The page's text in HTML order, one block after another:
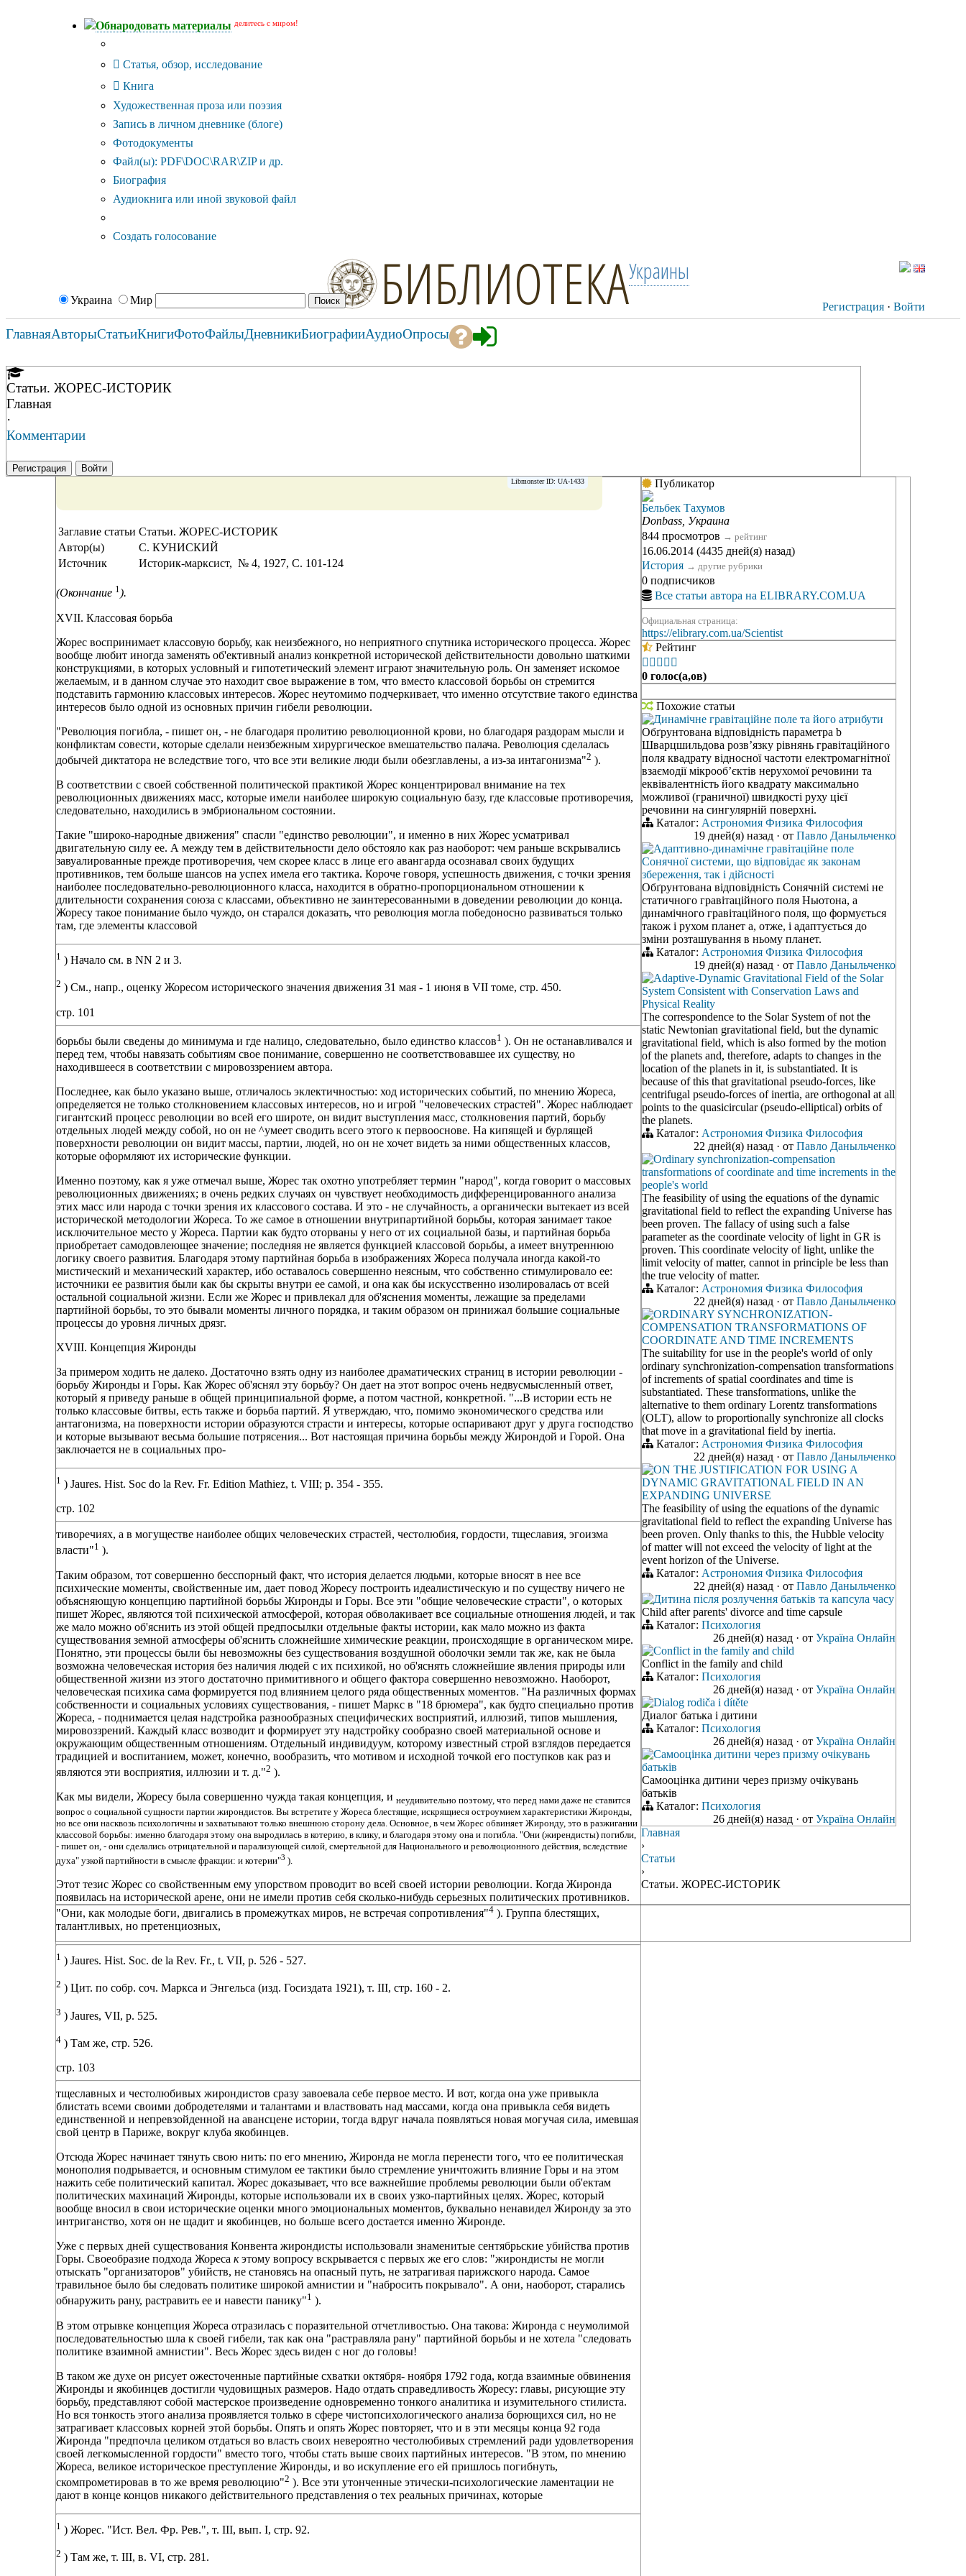
Обнародовать материалы делитесь с миром!
Статья, обзор, исследование
Книга
Художественная проза или поэзия
Запись в личном дневнике (блоге)
Фотодокументы
Файл(ы): PDF\DOC\RAR\ZIP и др.
Биография
Аудиокнига или иной звуковой файл
Создать голосование
Украина Мир БИБЛИОТЕКАУкраины
Регистрация · Войти
ГлавнаяАвторыСтатьиКнигиФотоФайлыДневникиБиографииАудиоОпросы
Статьи. ЖОРЕС-ИСТОРИК
Главная
·
Комментарии
Регистрация Войти
Libmonster ID: UA-1433
Заглавие статьи Статьи. ЖОРЕС-ИСТОРИК
Автор(ы)
С. КУНИСКИЙ
Источник
Историк-марксист, № 4, 1927, C. 101-124
(Окончание 1).
XVII. Классовая борьба
Жорес воспринимает классовую борьбу, как неизбежного, но неприятного спутника исторического процесса. Жорес
вообще любит иногда заменять об'ективный анализ конкретной исторической действительности довольно шаткими
конструкциями, в которых условный и гипотетический элемент играют значительную роль. Он заменяет искомое
желаемым, и в данном случае это находит свое выражение в том, что вместо классовой борьбы он стремится
подставить гармонию классовых интересов. Жорес неутомимо подчеркивает, что именно отсутствие такого единства
интересов было одной из основных причин гибели революции.
"Революция погибла, - пишет он, - не благодаря пролитию революционной крови, но благодаря раздорам мысли и
конфликтам совести, которые сделали неизбежным хирургическое вмешательство палача. Революция сделалась
добычей диктатора не вследствие того, что все эти великие люди были обезглавлены, а из-за интагонизма"2 ).
В соответствии с своей собственной политической практикой Жорес концентрировал внимание на тех
революционных движениях масс, которые имели наиболее широкую социальную базу, где классовые противоречия,
следовательно, находились в эмбриональном состоянии.
Такие "широко-народные движения" спасли "единство революции", и именно в них Жорес усматривал
двигательную силу ее. А между тем в действительности дело обстояло как раз наоборот: чем раньше вскрывались
завуалированные прежде противоречия, чем скорее класс в лице его авангарда осознавал своих будущих
противников, тем больше шансов на успех имела его тактика. Короче говоря, успешность движения, с точки зрения
наиболее последовательно-революционного класса, находится в обратно-пропорциональном отношении к
длительности сохранения союза с классами, объективно не заинтересованными в доведении революции до конца.
Жоресу такое понимание было чуждо, он старался доказать, что революция могла победоносно развиваться только
там, где элементы классовой
1 ) Начало см. в NN 2 и 3.
2 ) См., напр., оценку Жоресом исторического значения движения 31 мая - 1 июня в VII томе, стр. 450.
стр. 101
борьбы были сведены до минимума и где налицо, следовательно, было единство классов1 ). Он не останавливался и
перед тем, чтобы навязать событиям свое понимание, совершенно не соответствовавшее их существу, но
находившееся в соответствии с мировоззрением автора.
Последнее, как было указано выше, отличалось эклектичностью: ход исторических событий, по мнению Жореса,
определяется не только столкновением классовых интересов, но и игрой "человеческих страстей". Жорес наблюдает
гигантский процесс революции во всей его широте, он видит выступления масс, столкновения партий, борьбу
отдельных людей между собой, но он не ^умеет сводить всего этого к первооснове. На кипящей и бурлящей
поверхности революции он видит массы, партии, людей, но он не хочет видеть за ними общественных классов,
которые оформляют их исторические функции.
Именно поэтому, как я уже отмечал выше, Жорес так охотно употребляет термин "народ", когда говорит о массовых
революционных движениях; в очень редких случаях он чувствует необходимость дифференцированного анализа
этих масс или народа с точки зрения их классового состава. И это - не случайность, а органически вытекает из всей
исторической методологии Жореса. То же самое в отношении внутрипартийной борьбы, которая занимает такое
исключительное место у Жореса. Партии как будто оторваны у него от их социальной базы, и партийная борьба
приобретает самодовлеющее значение; последняя не является функцией классовой борьбы, а имеет внутреннюю
логику своего развития. Благодаря этому партийная борьба в изображениях Жореса получала иногда какой-то
мистический и механический характер, ибо оставалось совершенно неясным, что собственно стимулировало ее:
источники ее развития были как бы скрыты внутри ее самой, и она как бы искусственно изолировалась от всей
остальной социальной жизни. Если же Жорес и привлекал для об'яснения моменты, лежащие за пределами
партийной борьбы, то это бывали моменты личного порядка, и таким образом он принижал большие социальные
процессы до уровня личных дрязг.
XVIII. Концепция Жиронды
За примером ходить не далеко. Достаточно взять одну из наиболее драматических страниц в истории революции -
борьбу Жиронды и Горы. Как Жорес об'яснял эту борьбу? Он дает на этот вопрос очень недвусмысленный ответ,
который я приведу раньше в общей принципиальной форме, а потом частной, конкретной. "...В истории есть не
только классовые битвы, есть также и борьба партий. Я утверждаю, что, помимо экономического средства или
антагонизма, на поверхности истории образуются страсти и интересы, которые оспаривают друг у друга господство
и которые вызывают весьма большие потрясения... Вот настоящая причина борьбы между Жирондой и Горой. Она
заключается не в социальных про-
1 ) Jaures. Hist. Soc do la Rev. Fr. Edition Mathiez, t. VIII; p. 354 - 355.
стр. 102
тиворечиях, а в могуществе наиболее общих человеческих страстей, честолюбия, гордости, тщеславия, эгоизма
власти"1 ).
Таким образом, тот совершенно бесспорный факт, что история делается людьми, которые вносят в нее все
психические моменты, свойственные им, дает повод Жоресу построить идеалистическую и по существу ничего не
объясняющую концепцию партийной борьбы Жиронды и Горы. Все эти "общие человеческие страсти", о которых
пишет Жорес, являются той психической атмосферой, которая обволакивает все социальные отношения людей, и так
же мало можно об'яснить из этой общей предпосылки отдельные факты истории, как мало можно из факта
существования земной атмосферы об'яснить сложнейшие химические реакции, происходящие в органическом мире.
Понятно, эти процессы были бы невозможны без существования воздушной оболочки земли так же, как не была
возможна человеческая история без наличия людей с их психикой, но об'яснять сложнейшие явления природы или
общественной жизни из этого достаточно примитивного и общего фактора совершенно невозможно. Наоборот,
человеческая психика сама формируется под влиянием целого ряда общественных моментов. "На различных формах
собственности и социальных условиях существования, - пишет Маркс в "18 брюмера", как будто специально против
Жореса, - поднимается целая надстройка разнообразных специфических восприятий, иллюзий, типов мышления,
мировоззрений. Каждый класс возводит и формирует эту надстройку сообразно своей материальной основе и
окружающим общественным отношениям. Отдельный индивидуум, которому известный строй взглядов передается
традицией и воспитанием, может, конечно, вообразить, что мотивом и исходной точкой его поступков как раз и
являются эти восприятия, иллюзии и т. д."2 ).
Как мы видели, Жоресу была совершенно чужда такая концепция, и неудивительно поэтому, что перед нами даже не ставится
вопрос о социальной сущности партии жирондистов. Вы встретите у Жореса блестящие, искрящиеся остроумием характеристики Жиронды,
но все они насквозь психологичны и захватывают только внешнюю сторону дела. Основное, в чем Жорес обвиняет Жиронду, это в разжигании
классовой борьбы: именно благодаря этому она выродилась в котерию, в клику, и благодаря этому она и погибла. "Они (жирендисты) погибли,
- пишет он, - они сделались отрицательной и парализующей силой, смертельной для Национального и революционного действия, вследствие
духа" узкой партийности в смысле фракции: и котерии"3 ).
Этот тезис Жорес со свойственным ему упорством проводит во всей своей истории революции. Когда Жиронда
появилась на исторической арене, они не имели против себя сколько-нибудь серьезных политических противников.
"Они, как молодые боги, двигались в промежутках миров, не встречая сопротивления"4 ). Группа блестящих,
талантливых, но претенциозных,
1 ) Jaures. Hist. Soc. de la Rev. Fr., t. VII, p. 526 - 527.
2 ) Цит. по собр. соч. Маркса и Энгельса (изд. Госиздата 1921), т. III, стр. 160 - 2.
3 ) Jaures, VII, p. 525.
4 ) Там же, стр. 526.
стр. 103
тщеславных и честолюбивых жирондистов сразу завоевала себе первое место. И вот, когда она уже привыкла
блистать всеми своими добродетелями и талантами и властвовать над массами, когда она привыкла себя видеть
единственной и непревзойденной на авансцене истории, тогда вдруг начала появляться новая могучая сила, имевшая
свой центр в Париже, вокруг клуба якобинцев.
Отсюда Жорес начинает тянуть свою нить: по его мнению, Жиронда не могла перенести того, что ее политическая
монополия подрывается, и основным стимулом ее тактики было стремление уничтожить влияние Горы и на этом
нажить себе политический капитал. Жорес доказывает, что все важнейшие проблемы революции были об'ектам
политических махинаций Жиронды, которые использовали их в своих узко-партийных целях. Жорес, который
вообще вносил в свои исторические оценки много эмоциональных моментов, буквально ненавидел Жиронду за это
интриганство, хотя он не щадит и якобинцев, но больше всего достается именно Жиронде.
Уже с первых дней существования Конвента жирондисты использовали знаменитые сентябрьские убийства против
Горы. Своеобразие подхода Жореса кэтому вопросу вскрывается с первых же его слов: "жирондисты не могли
отыскать "организаторов" убийств, не становясь на опасный путь, не затрагивая парижского народа. Самое
травильное было бы следовать политике широкой амнистии и "набросить покрывало". А они, наоборот, старались
обнаружить рану, растравить ее и навести панику"1 ).
В этом отрывке концепция Жореса отразилась с поразительной отчетливостью. Она такова: Жиронда с неумолимой
последовательностью шла к своей гибели, так как она "растравляла рану" партийной борьбы и не хотела "следовать
политике взаимной амнистии". Весь Жорес здесь виден с ног до головы!
В таком же духе он рисует ожесточенные партийные схватки октября- ноября 1792 года, когда взаимные обвинения
Жиронды и якобинцев достигли чудовищных размеров. Надо отдать справедливость Жоресу: главы, рисующие эту
борьбу, представляют собой мастерское произведение одновременно тонкого аналитика и изумительного стилиста.
Но вся тонкость этого анализа проявляется только в сфере чистопсихологического анализа борющихся сил, но не
затрагивает классовых корней этой борьбы. Опять и опять Жорес повторяет, что и в эти месяцы конца 92 года
Жиронда "предпочла целиком отдаться во власть своих невероятно честолюбивых стремлений ради удовлетворения
своей легкомысленной гордости" вместо того, чтобы стать выше своих партийных интересов. "В этом, по мнению
Жореса, великое историческое преступление Жиронды, и во искупление его ей пришлось погибнуть,
скомпрометировав в то же время революцию"2 ). Все эти утонченные этически-психологические ламентации не
дают в конце концов никакого действительного представления о тех реальных причинах, которые
1 ) Жорес. "Ист. Вел. Фр. Рев.", т. III, вып. I, стр. 92.
2 ) Там же, т. III, в. VI, стр. 281.
Публикатор
Бельбек Тахумов
Donbass, Украина
844 просмотров → рейтинг
16.06.2014 (4435 дней(я) назад)
История → другие рубрики
0 подписчиков
Все статьи автора на ELIBRARY.COM.UA
Официальная страница:
https://elibrary.com.ua/Scientist
Рейтинг
    
0 голос(а,ов)
Похожие статьи
Динамічне гравітаційне поле та його атрибути
Обґрунтована відповідність параметра b
Шварцшильдова розв’язку рівнянь гравітаційного
поля квадрату відносної частоти електромагнітної
взаємодії мікрооб’єктів нерухомої речовини та
еквівалентність його квадрату максимально
можливої (граничної) швидкості руху цієї
речовини на сингулярній поверхні.
Каталог: Астрономия Физика Философия
19 дней(я) назад · от Павло Даныльченко
Адаптивно-динамічне гравітаційне поле
Сонячної системи, що відповідає як законам
збереження, так і дійсності
Обґрунтована відповідність Сонячній системі не
статичного гравітаційного поля Ньютона, а
динамічного гравітаційного поля, що формується
також і рухом планет а, отже, і адаптується до
зміни розташування в ньому планет.
Каталог: Астрономия Физика Философия
19 дней(я) назад · от Павло Даныльченко
Adaptive-Dynamic Gravitational Field of the Solar
System Consistent with Conservation Laws and
Physical Reality
The correspondence to the Solar System of not the
static Newtonian gravitational field, but the dynamic
gravitational field, which is also formed by the motion
of the planets and, therefore, adapts to changes in the
location of the planets in it, is substantiated. It is
because of this that gravitational pseudo-forces, like
centrifugal pseudo-forces of inertia, are orthogonal at all
points to the quasicircular (pseudo-elliptical) orbits of
the planets.
Каталог: Астрономия Физика Философия
22 дней(я) назад · от Павло Даныльченко
Ordinary synchronization-compensation
transformations of coordinate and time increments in the
people's world
The feasibility of using the equations of the dynamic
gravitational field to reflect the expanding Universe has
been proven. The fallacy of using such a false
parameter as the coordinate velocity of light in GR is
proven. This coordinate velocity of light, unlike the
limit velocity of matter, cannot in principle be less than
the true velocity of matter.
Каталог: Астрономия Физика Философия
22 дней(я) назад · от Павло Даныльченко
ORDINARY SYNCHRONIZATION-
COMPENSATION TRANSFORMATIONS OF
COORDINATE AND TIME INCREMENTS
The suitability for use in the people's world of only
ordinary synchronization-compensation transformations
of increments of spatial coordinates and time is
substantiated. These transformations, unlike the
alternative to them ordinary Lorentz transformations
(OLT), allow to proportionally synchronize all clocks
that move in a gravitational field by inertia.
Каталог: Астрономия Физика Философия
22 дней(я) назад · от Павло Даныльченко
ON THE JUSTIFICATION FOR USING A
DYNAMIC GRAVITATIONAL FIELD IN AN
EXPANDING UNIVERSE
The feasibility of using the equations of the dynamic
gravitational field to reflect the expanding Universe has
been proven. Only thanks to this, the Hubble velocity
of matter will not exceed the velocity of light at the
event horizon of the Universe.
Каталог: Астрономия Физика Философия
22 дней(я) назад · от Павло Даныльченко
Дитина після розлучення батьків та капсула часу
Child after parents' divorce and time capsule
Каталог: Психология
26 дней(я) назад · от Україна Онлайн
Conflict in the family and child
Conflict in the family and child
Каталог: Психология
26 дней(я) назад · от Україна Онлайн
Dialog rodiča i dítěte
Диалог батька і дитини
Каталог: Психология
26 дней(я) назад · от Україна Онлайн
Самооцінка дитини через призму очікувань
батьків
Самооцінка дитини через призму очікувань
батьків
Каталог: Психология
26 дней(я) назад · от Україна Онлайн
Главная
›
Статьи
›
Статьи. ЖОРЕС-ИСТОРИК